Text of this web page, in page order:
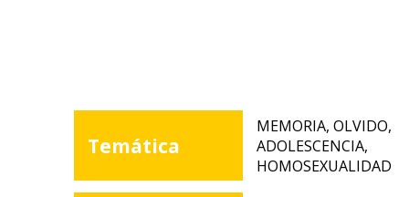
Temática
MEMORIA, OLVIDO,
ADOLESCENCIA,
HOMOSEXUALIDAD